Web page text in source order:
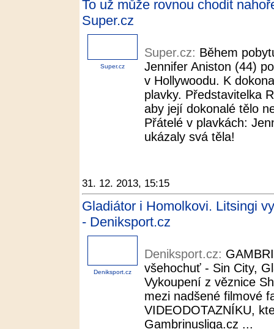
To už může rovnou chodit
Super.cz
Super.cz
Super.cz: Během
Jennifer Aniston (44)
v Hollywoodu. K
plavky. Představitelka
aby její dokonalé tělo
Přátelé v plavkách:
ukázaly svá těla!
31. 12. 2013, 15:15
Gladiátor i Homolkovi. Litsingi
- Deniksport.cz
Deniksport.cz
Deniksport.cz:
všehochuť - Sin City,
Vykoupení z věznice
mezi nadšené filmové
VIDEODOTAZNÍKU,
Gambrinusliga.cz ...